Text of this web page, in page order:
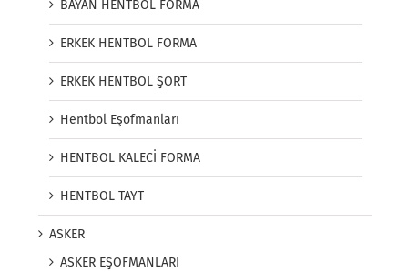
BAYAN HENTBOL FORMA
ERKEK HENTBOL FORMA
ERKEK HENTBOL ŞORT
Hentbol Eşofmanları
HENTBOL KALECİ FORMA
HENTBOL TAYT
ASKER
ASKER EŞOFMANLARI